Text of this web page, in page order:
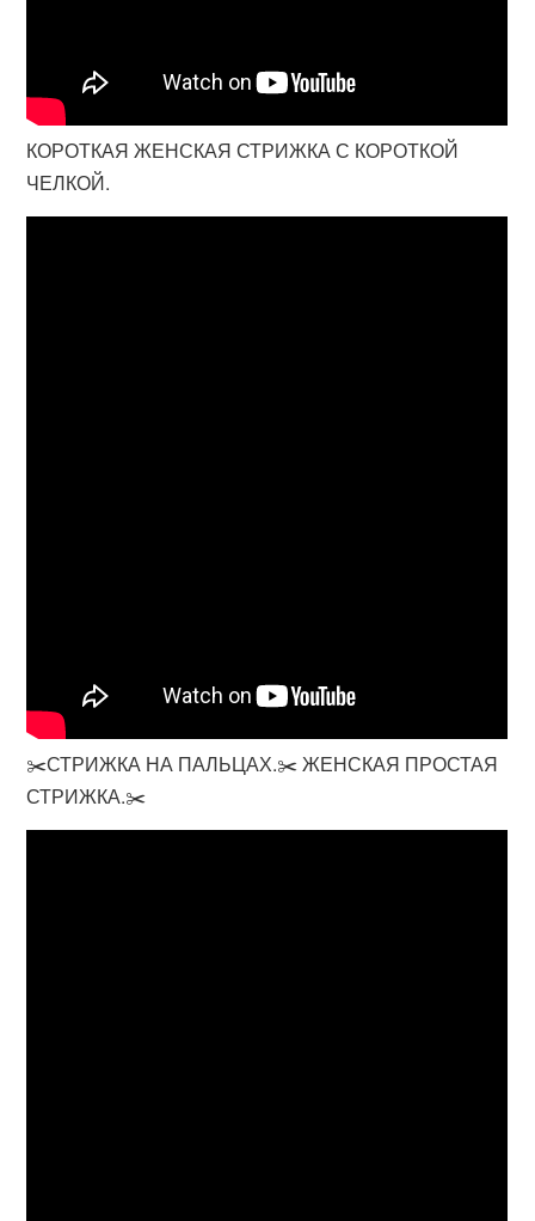
КОРОТКАЯ ЖЕНСКАЯ СТРИЖКА С КОРОТКОЙ
ЧЕЛКОЙ.
✂️СТРИЖКА НА ПАЛЬЦАХ.✂️ ЖЕНСКАЯ ПРОСТАЯ
СТРИЖКА.✂️